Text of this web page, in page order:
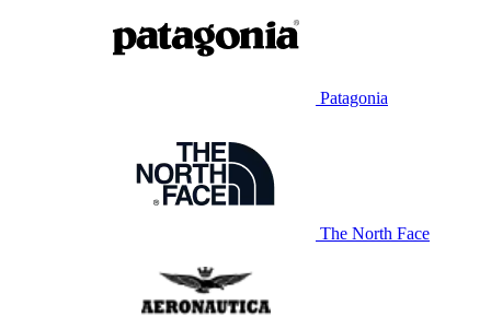
Patagonia
The North Face